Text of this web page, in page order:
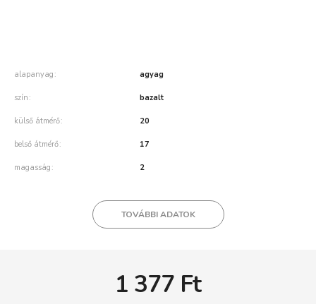
alapanyag agyag
szín bazalt
külső átmérő 20
belső átmérő 17
magasság 2
TOVÁBBI ADATOK
1 377 Ft